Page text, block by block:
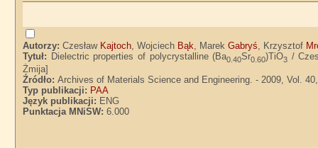
Autorzy:Czesław Kajtoch, Wojciech Bąk, MarekGabryś, Krzysztof
Tytuł: Dielectric properties of polycrystalline (Ba0.40Sr0.60)TiO3 /
Żmija]
Źródło:Archives of Materials Science and Engineering. - 2009, Vol.
Typ publikacji: PAA
Język publikacji: ENG
Punktacja MNiSW:6.000